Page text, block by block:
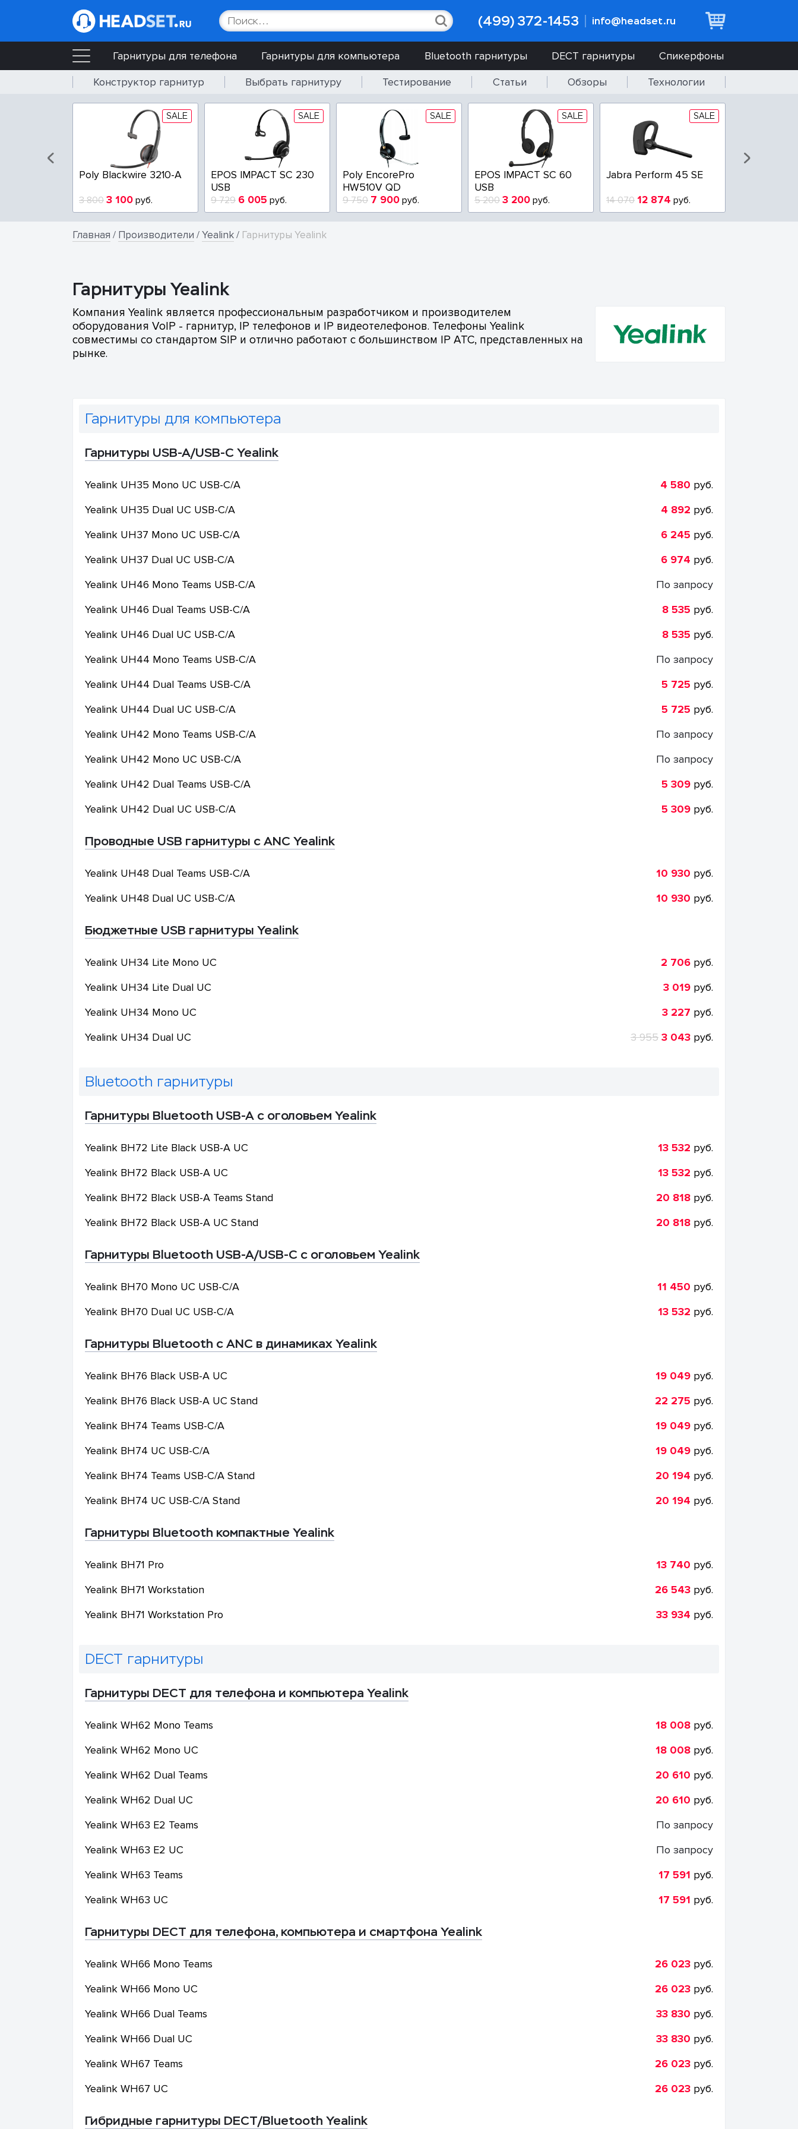
(499) 372-1453 info@headset.ru
Гарнитуры для телефона Гарнитуры для компьютера Bluetooth гарнитуры DECT гарнитуры
Спикерфоны
Конструктор гарнитур
Выбрать гарнитуру Тестирование Статьи Обзоры Технологии
SALE
Poly Blackwire 3210-A
3 800 3 100 руб.
SALE
EPOS IMPACT SC 230
USB
9 729 6 005 руб.
SALE
Poly EncorePro
HW510V QD
9 750 7 900 руб.
SALE
EPOS IMPACT SC 60
USB
5 200 3 200 руб.
SALE
Jabra Perform 45 SE
14 070 12 874 руб.
Главная / Производители /Yealink/ Гарнитуры Yealink
Гарнитуры Yealink
Компания Yealink является профессиональным разработчиком и производителем
оборудования VoIP - гарнитур, IP телефонов и IP видеотелефонов. Телефоны Yealink
совместимы со стандартом SIP и отлично работают с большинством IP АТС, представленных на
рынке.
Гарнитуры для компьютера
Гарнитуры USB-A/USB-C Yealink
Yealink UH35 Mono UC USB-C/A 4 580 руб.
Yealink UH35 Dual UC USB-C/A 4 892 руб.
Yealink UH37 Mono UC USB-C/A 6 245 руб.
Yealink UH37 Dual UC USB-C/A 6 974 руб.
Yealink UH46 Mono Teams USB-C/A
По запросу
Yealink UH46 Dual Teams USB-C/A 8 535 руб.
Yealink UH46 Dual UC USB-C/A 8 535 руб.
Yealink UH44 Mono Teams USB-C/A
По запросу
Yealink UH44 Dual Teams USB-C/A 5 725 руб.
Yealink UH44 Dual UC USB-C/A 5 725 руб.
Yealink UH42 Mono Teams USB-C/A
По запросу
Yealink UH42 Mono UC USB-C/A
По запросу
Yealink UH42 Dual Teams USB-C/A 5 309 руб.
Yealink UH42 Dual UC USB-C/A 5 309 руб.
Проводные USB гарнитуры с ANC Yealink
Yealink UH48 Dual Teams USB-C/A 10 930 руб.
Yealink UH48 Dual UC USB-C/A 10 930 руб.
Бюджетные USB гарнитуры Yealink
Yealink UH34 Lite Mono UC 2 706 руб.
Yealink UH34 Lite Dual UC 3 019 руб.
Yealink UH34 Mono UC 3 227 руб.
Yealink UH34 Dual UC 3 955 3 043 руб.
Bluetooth гарнитуры
Гарнитуры Bluetooth USB-A с оголовьем Yealink
Yealink BH72 Lite Black USB-A UC 13 532 руб.
Yealink BH72 Black USB-A UC 13 532 руб.
Yealink BH72 Black USB-A Teams Stand 20 818 руб.
Yealink BH72 Black USB-A UC Stand 20 818 руб.
Гарнитуры Bluetooth USB-A/USB-C с оголовьем Yealink
Yealink BH70 Mono UC USB-C/A 11 450 руб.
Yealink BH70 Dual UC USB-C/A 13 532 руб.
Гарнитуры Bluetooth с ANC в динамиках Yealink
Yealink BH76 Black USB-A UC 19 049 руб.
Yealink BH76 Black USB-A UC Stand 22 275 руб.
Yealink BH74 Teams USB-C/A 19 049 руб.
Yealink BH74 UC USB-C/A 19 049 руб.
Yealink BH74 Teams USB-C/A Stand 20 194 руб.
Yealink BH74 UC USB-C/A Stand 20 194 руб.
Гарнитуры Bluetooth компактные Yealink
Yealink BH71 Pro 13 740 руб.
Yealink BH71 Workstation 26 543 руб.
Yealink BH71 Workstation Pro 33 934 руб.
DECT гарнитуры
Гарнитуры DECT для телефона и компьютера Yealink
Yealink WH62 Mono Teams 18 008 руб.
Yealink WH62 Mono UC 18 008 руб.
Yealink WH62 Dual Teams 20 610 руб.
Yealink WH62 Dual UC 20 610 руб.
Yealink WH63 E2 Teams
По запросу
Yealink WH63 E2 UC
По запросу
Yealink WH63 Teams 17 591 руб.
Yealink WH63 UC 17 591 руб.
Гарнитуры DECT для телефона, компьютера и смартфона Yealink
Yealink WH66 Mono Teams 26 023 руб.
Yealink WH66 Mono UC 26 023 руб.
Yealink WH66 Dual Teams 33 830 руб.
Yealink WH66 Dual UC 33 830 руб.
Yealink WH67 Teams 26 023 руб.
Yealink WH67 UC 26 023 руб.
Гибридные гарнитуры DECT/Bluetooth Yealink